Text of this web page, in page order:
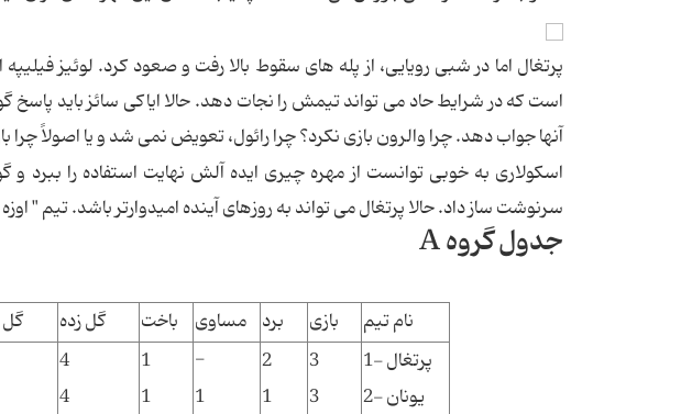
پرتغال اما در شبی رویایی، از پله های سقوط بالا رفت و صعود کرد. لوئیز
است که در شرایط حاد می تواند تیمش را نجات دهد. حالا ایاکی سائز باید پاسخ
آنها جواب دهد. چرا والرون بازی نکرد؟ چرا رائول، تعویض نمی شد و یا اصولاً چرا
سرنوشت ساز داد. حالا پرتغال می تواند به روزهای آینده امیدوارتر باشد. تیم "
جدول گروه A
گل گل زده باخت مساوی برد بازی
نام تیم
4
4
1
1
-
1
2
1
3
3
1- پرتغال
2- یونان